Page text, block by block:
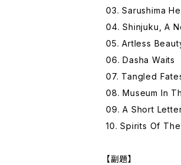
03. Sarushima
04. Shinjuku, A
05. Artless
06. Dasha Waits
07. Tangled
08. Museum In
09. A Short
10. Spirits Of
【副題】